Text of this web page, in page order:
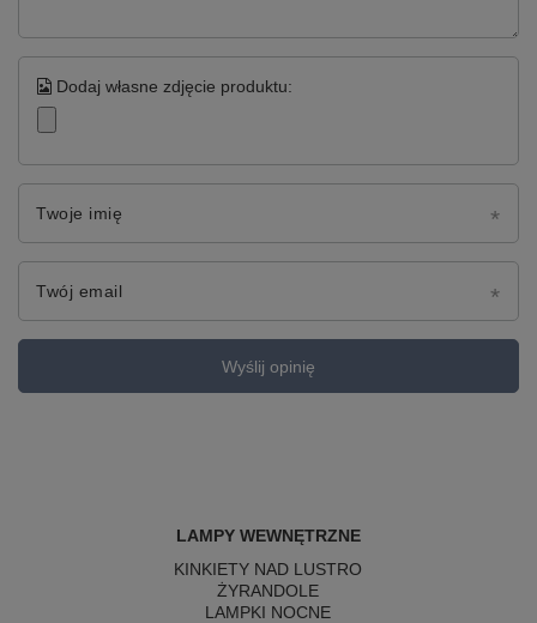
Dodaj własne zdjęcie produktu:
Twoje imię
Twój email
Wyślij opinię
LAMPY WEWNĘTRZNE
KINKIETY NAD LUSTRO
ŻYRANDOLE
LAMPKI NOCNE